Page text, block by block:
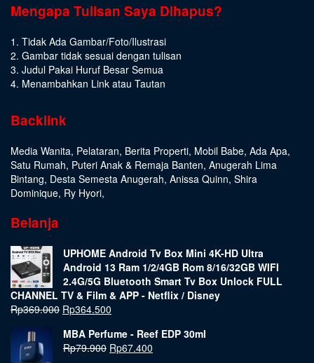
Mengapa Tulisan Saya Dihapus?
1. Tidak Ada Gambar/Foto/Ilustrasi
2. Gambar tidak sesuai dengan tulisan
3. Judul Pakai Huruf Besar Semua
4. Menambahkan Link atau Tautan
Backlink
Media Wanita, Pelataran, Berita Properti, Mobil Babe, Ada Apa,
Satu Rumah, Puteri Anak & Remaja Banten, Anugerah Lima
Bintang, Desta Semesta Anugerah, Anissa Quinn, Shira
Dominique, Ry Hyori,
Belanja
UPHOME Android Tv Box Mini 4K-HD Ultra
Android 13 Ram 1/2/4GB Rom 8/16/32GB WIFI
2.4G/5G Bluetooth Smart Tv Box Unlock FULL
CHANNEL TV & Film & APP - Netflix / Disney
Rp369.000 Rp364.500
MBA Perfume - Reef EDP 30ml
Rp79.900 Rp67.400